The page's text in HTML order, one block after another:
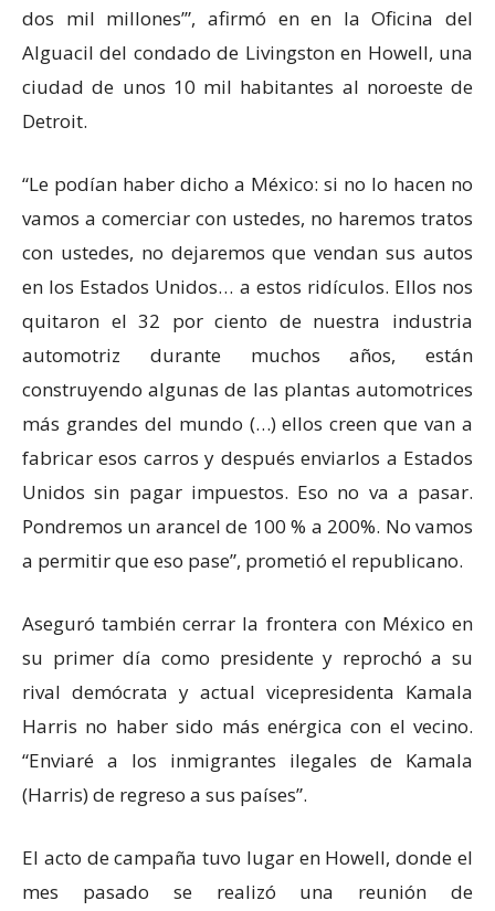
dos mil millones’”, afirmó en en la Oficina del
Alguacil del condado de Livingston en Howell, una
ciudad de unos 10 mil habitantes al noroeste de
Detroit.
“Le podían haber dicho a México: si no lo hacen no
vamos a comerciar con ustedes, no haremos tratos
con ustedes, no dejaremos que vendan sus autos
en los Estados Unidos… a estos ridículos. Ellos nos
quitaron el 32 por ciento de nuestra industria
automotriz durante muchos años, están
construyendo algunas de las plantas automotrices
más grandes del mundo (…) ellos creen que van a
fabricar esos carros y después enviarlos a Estados
Unidos sin pagar impuestos. Eso no va a pasar.
Pondremos un arancel de 100 % a 200%. No vamos
a permitir que eso pase”, prometió el republicano.
Aseguró también cerrar la frontera con México en
su primer día como presidente y reprochó a su
rival demócrata y actual vicepresidenta Kamala
Harris no haber sido más enérgica con el vecino.
“Enviaré a los inmigrantes ilegales de Kamala
(Harris) de regreso a sus países”.
El acto de campaña tuvo lugar en Howell, donde el
mes pasado se realizó una reunión de